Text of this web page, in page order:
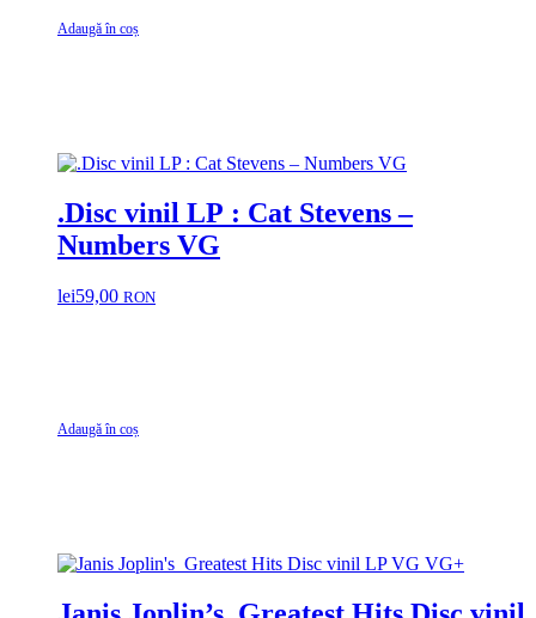
Adaugă în coș
.Disc vinil LP : Cat Stevens –
Numbers VG
lei59,00 RON
Adaugă în coș